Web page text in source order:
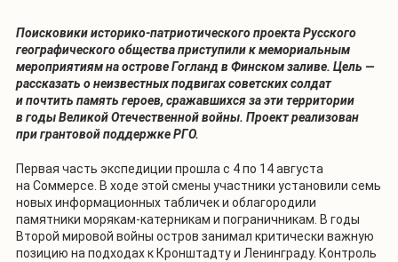
Поисковики историко-патриотического проекта Русского
географического общества приступили к мемориальным
мероприятиям на острове Гогланд в Финском заливе. Цель —
рассказать о неизвестных подвигах советских солдат
и почтить память героев, сражавшихся за эти территории
в годы Великой Отечественной войны. Проект реализован
при грантовой поддержке РГО.
Первая часть экспедиции прошла с 4 по 14 августа
на Соммерсе. В ходе этой смены участники установили семь
новых информационных табличек и облагородили
памятники морякам-катерникам и пограничникам. В годы
Второй мировой войны остров занимал критически важную
позицию на подходах к Кронштадту и Ленинграду. Контроль